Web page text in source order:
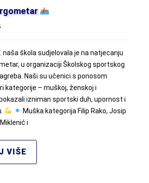
naša škola sudjelovala je na natjecanju
u organizaciji Školskog sportskog
Naši su učenici s ponosom
kategorije – muškoj, ženskoj i
izniman sportski duh, upornost i
Muška kategorija Filip Rako, Josip
i
VIŠE